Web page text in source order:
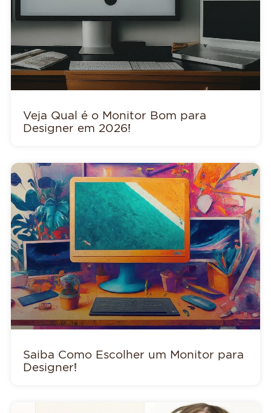
Veja Qual é o Monitor Bom para
Designer em 2026!
Saiba Como Escolher um Monitor para
Designer!